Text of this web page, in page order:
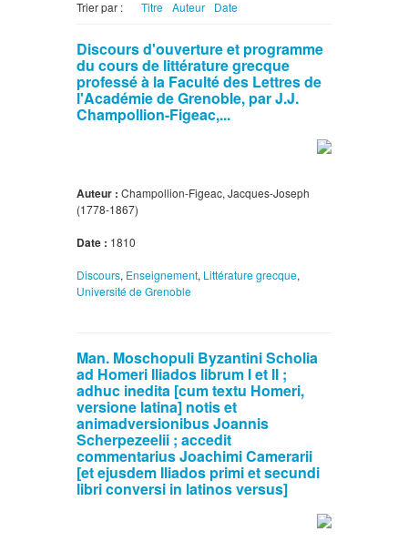
Trier par : Titre Auteur Date
Discours d'ouverture et programme
du cours de littérature grecque
professé à la Faculté des Lettres de
l'Académie de Grenoble, par J.J.
Champollion-Figeac,...
Auteur : Champollion-Figeac, Jacques-Joseph
(1778-1867)
Date : 1810
Discours, Enseignement, Littérature grecque,
Université de Grenoble
Man. Moschopuli Byzantini Scholia
ad Homeri Iliados librum I et II ;
adhuc inedita [cum textu Homeri,
versione latina] notis et
animadversionibus Joannis
Scherpezeelii ; accedit
commentarius Joachimi Camerarii
[et ejusdem Iliados primi et secundi
libri conversi in latinos versus]